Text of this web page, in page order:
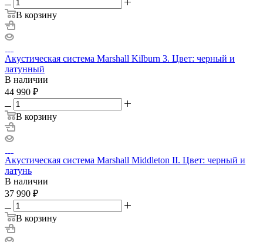
В корзину
Акустическая система Marshall Kilburn 3. Цвет: черный и
латунный
В наличии
44 990 ₽
В корзину
Акустическая система Marshall Middleton II. Цвет: черный и
латунь
В наличии
37 990 ₽
В корзину